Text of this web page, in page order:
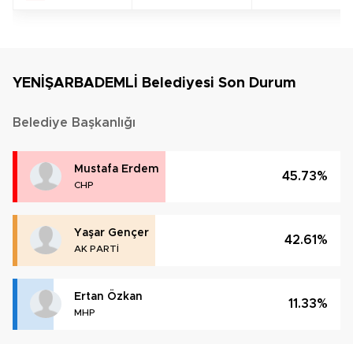
YENİŞARBADEMLİ Belediyesi Son Durum
Belediye Başkanlığı
Mustafa Erdem
CHP
45.73%
Yaşar Gençer
AK PARTİ
42.61%
Ertan Özkan
MHP
11.33%